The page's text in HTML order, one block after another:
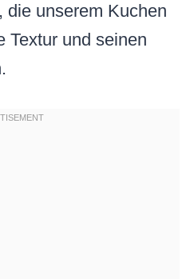
die unserem Kuchen
Textur und seinen